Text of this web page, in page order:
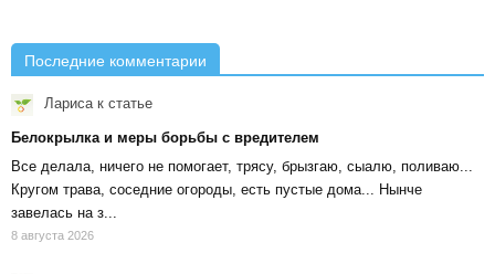
Последние комментарии
Ларисак статье
Белокрылка и меры борьбы с вредителем
Все делала, ничего не помогает, трясу, брызгаю, сыалю, поливаю...
Кругом трава, соседние огороды, есть пустые дома... Нынче
завелась на з...
8 августа 2026